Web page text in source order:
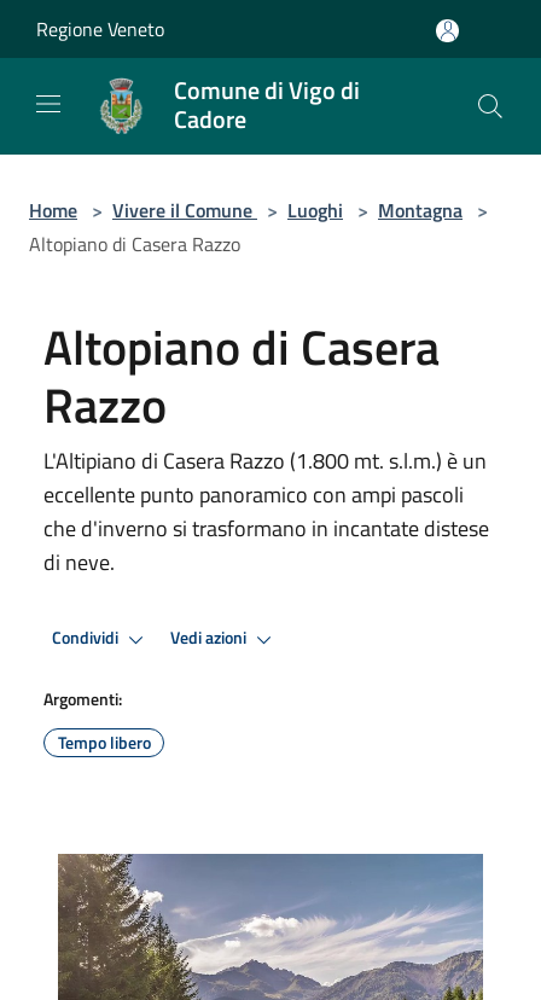
Regione Veneto
Comune di Vigo di
Cadore
Home > Vivere il Comune > Luoghi > Montagna >
Altopiano di Casera Razzo
Altopiano di Casera
Razzo
L'Altipiano di Casera Razzo (1.800 mt. s.l.m.) è un
eccellente punto panoramico con ampi pascoli
che d'inverno si trasformano in incantate distese
di neve.
Condividi Vedi azioni
Argomenti:
Tempo libero